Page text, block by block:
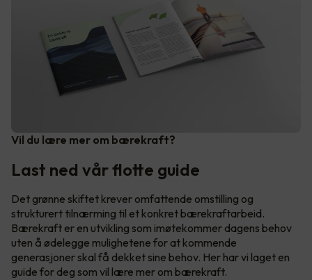
Vil du lære mer om bærekraft?
Last ned vår flotte guide
Det grønne skiftet krever omfattende omstilling og
strukturert tilnærming til et konkret bærekraftarbeid.
Bærekraft er en utvikling som imøtekommer dagens behov
uten å ødelegge mulighetene for at kommende
generasjoner skal få dekket sine behov. Her har vi laget en
guide for deg som vil lære mer om bærekraft.